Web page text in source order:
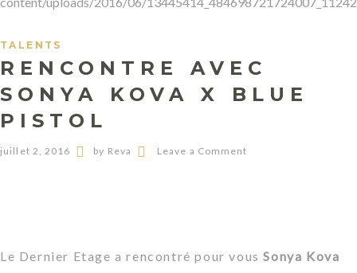
TALENTS
RENCONTRE AVEC
SONYA KOVA X BLUE
PISTOL
juillet 2, 2016 by Reva Leave a Comment
Le Dernier Etage a rencontré pour vousSonya Kova